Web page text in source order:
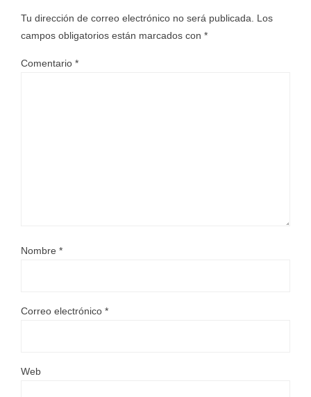
Tu dirección de correo electrónico no será publicada. Los
campos obligatorios están marcados con *
Comentario *
Nombre *
Correo electrónico *
Web